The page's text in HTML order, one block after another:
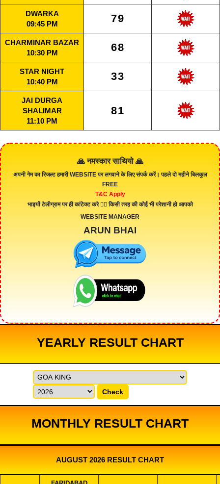
DWARKA
09:45 PM
79
CHARMINAR BAZAR
10:30 PM
68
STAR NIGHT
10:40 PM
33
JAI DURGA
SHALIMAR
11:10 PM
81
🙏 नमस्कार साथियो 🙏
अपनी गेम का रिजल्ट हमारीWEBSITEपर लगवाने के लिए संपर्क करें। पहले दो महीने बिलकुल
FREE
T&C Apply
भाइयों टेलीग्राम पर ही कांटेक्ट करे 👇🏻 किसी तरह की कोई भी परेशानी हो आपको
WEBSITE MANAGER
ARUN BHAI
YEARLY RESULT CHART
Check
MONTHLY RESULT CHART
AUGUST 2026 RESULT CHART